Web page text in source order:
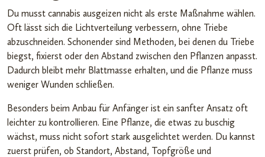
Du musst cannabis ausgeizen nicht als erste Maßnahme wählen.
Oft lässt sich die Lichtverteilung verbessern, ohne Triebe
abzuschneiden. Schonender sind Methoden, bei denen du Triebe
biegst, fixierst oder den Abstand zwischen den Pflanzen anpasst.
Dadurch bleibt mehr Blattmasse erhalten, und die Pflanze muss
weniger Wunden schließen.
Besonders beim Anbau für Anfänger ist ein sanfter Ansatz oft
leichter zu kontrollieren. Eine Pflanze, die etwas zu buschig
wächst, muss nicht sofort stark ausgelichtet werden. Du kannst
zuerst prüfen, ob Standort, Abstand, Topfgröße und